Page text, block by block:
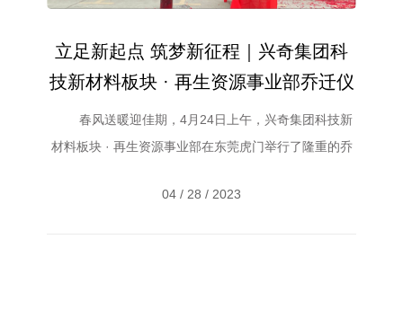
立足新起点 筑梦新征程｜兴奇集团科
技新材料板块 · 再生资源事业部乔迁仪
式圆满举行
春风送暖迎佳期，4月24日上午，兴奇集团科技新
材料板块 · 再生资源事业部在东莞虎门举行了隆重的乔
领导及科技新材料板块核心管理人员参加了本次乔迁庆
04 / 28 / 2023